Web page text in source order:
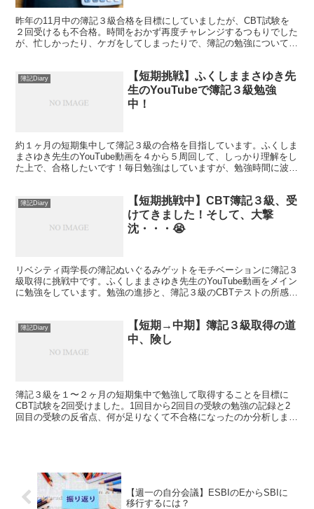
昨年の11月中の簿記３級合格を目標にしていましたが、CBT試験を
２回受けるも不合格。時間をおかず再度チャレンジするつもりでした
が、忙しかったり、ケガをしてしまったりで、簿記の勉強について再
簿記Diary
【短期挑戦】ふくしままさゆき先
生のYouTubeで簿記３級勉強
中！
約１ヶ月の短期集中して簿記３級の合格を目指しています。ふくしま
まさゆき先生のYouTube動画を４から５周回して、しっかり理解をし
た上で、合格したいです！毎日勉強はしていますが、勉強時間に波が
簿記Diary
【短期挑戦中】CBT簿記３級、受
けてきました！そして、大撃
沈・・・😭
リベシティ両学長の簿記ぬいぐるみゲットをモチベーションに簿記３
級取得に挑戦中です。ふくしままさゆき先生のYouTube動画をメイン
に勉強をしています。勉強の進捗と、簿記３級のCBTテストの所感、
簿記Diary
【短期→中期】簿記３級取得の道
中、険し
簿記３級を１〜２ヶ月の短期集中で勉強して取得することを目標に
CBT試験を2回受けました。1回目から2回目の受験の勉強の記録と2
回目の受験の反省点、何が足りなくて不合格になったのか分析しまし
【週一の自分会議】ESBIのEからSBIに
移行するには？